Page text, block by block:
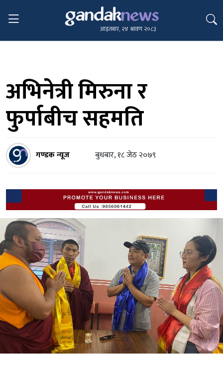
आइतबार, २४ श्रावण २०८३
अभिनेत्री मिरुना र
फुर्पाबीच सहमति
गण्डक न्यूज बुधबार, १८ जेठ २०७९